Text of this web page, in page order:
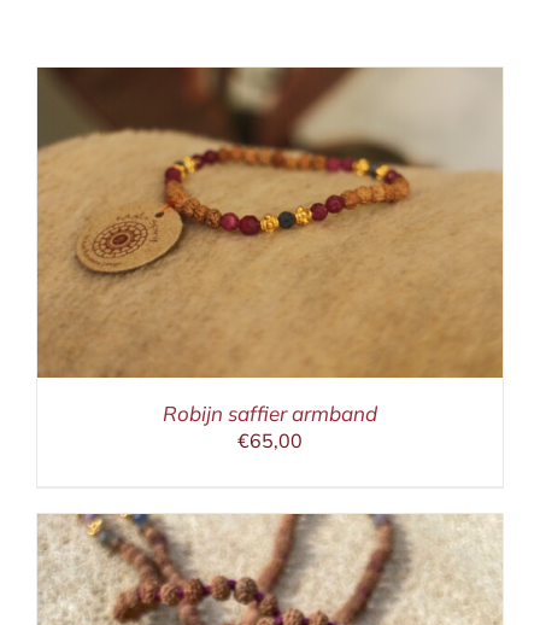
Robijn saffier armband
€65,00